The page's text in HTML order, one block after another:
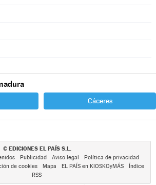
Cáceres
© EDICIONES EL PAÍS S.L.
Publicidad Aviso legal
Política de privacidad
de cookies Mapa EL PAÍS en KIOSKOyMÁS
Índice
RSS